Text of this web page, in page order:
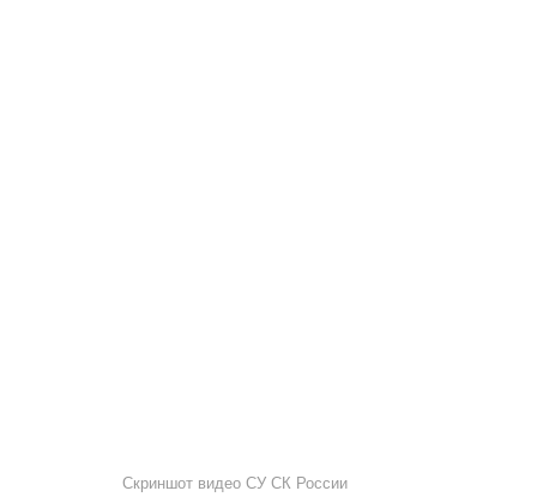
Скриншот видео СУ СК России